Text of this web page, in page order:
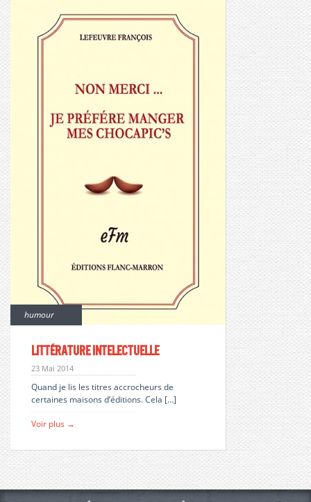
humour
Littérature intelectuelle
23 Mai 2014
Quand je lis les titres accrocheurs de
certaines maisons d’éditions. Cela […]
Voir plus →